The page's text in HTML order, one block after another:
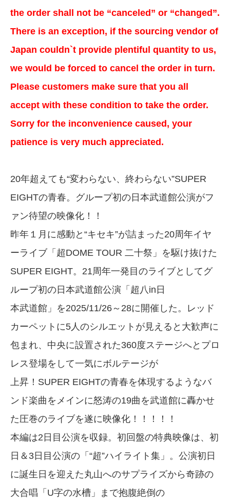
the order shall not be “canceled” or “changed”.
There is an exception, if the sourcing vendor of
Japan couldn`t provide plentiful quantity to us,
we would be forced to cancel the order in turn.
Please customers make sure that you all
accept with these condition to take the order.
Sorry for the inconvenience caused, your
patience is very much appreciated.
20年超えても“変わらない、終わらない”SUPER
EIGHTの青春。グループ初の日本武道館公演がフ
ァン待望の映像化！！
昨年１月に感動と“キセキ”が詰まった20周年イヤ
ーライブ「超DOME TOUR 二十祭」を駆け抜けた
SUPER EIGHT。21周年一発目のライブとしてグ
ループ初の日本武道館公演「超八in日
本武道館」を2025/11/26～28に開催した。レッド
カーペットに5人のシルエットが見えると大歓声に
包まれ、中央に設置された360度ステージへとプロ
レス登場をして一気にボルテージが
上昇！SUPER EIGHTの青春を体現するようなバ
ンド楽曲をメインに怒涛の19曲を武道館に轟かせ
た圧巻のライブを遂に映像化！！！！！
本編は2日目公演を収録。初回盤の特典映像は、初
日＆3日目公演の「“超”ハイライト集」。公演初日
に誕生日を迎えた丸山へのサプライズから奇跡の
大合唱「U字の水槽」まで抱腹絶倒の